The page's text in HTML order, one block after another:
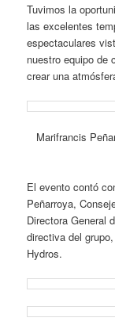
Tuvimos la
las excelentes
espectaculares
nuestro equipo de
crear una
Marifrancis
El evento contó
Peñarroya,
Directora General
directiva del
Hydros.